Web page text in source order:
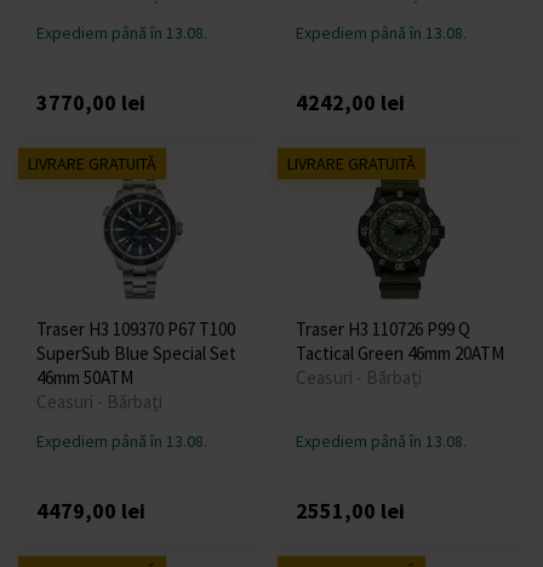
Expediem până în 13.08.
3770,00 lei
Expediem până în 13.08.
4242,00 lei
LIVRARE GRATUITĂ
Traser H3 109370 P67 T100
SuperSub Blue Special Set
46mm 50ATM
Ceasuri - Bărbați
Expediem până în 13.08.
4479,00 lei
LIVRARE GRATUITĂ
Traser H3 110726 P99 Q
Tactical Green 46mm 20ATM
Ceasuri - Bărbați
Expediem până în 13.08.
2551,00 lei